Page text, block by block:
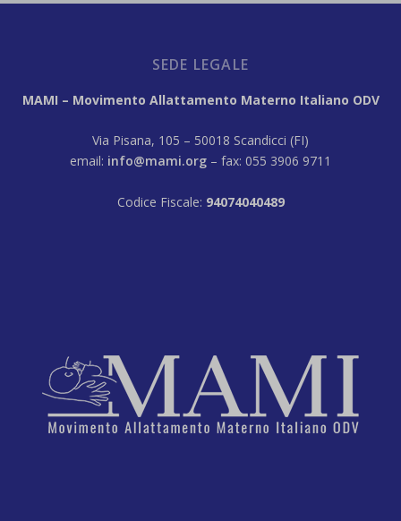
SEDE LEGALE
MAMI – Movimento Allattamento Materno Italiano ODV
Via Pisana, 105 – 50018 Scandicci (FI)
email: info@mami.org – fax: 055 3906 9711
Codice Fiscale: 94074040489